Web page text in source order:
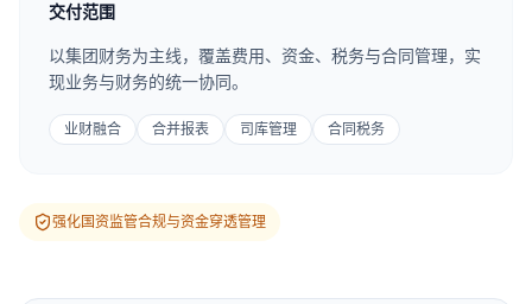
交付范围
以集团财务为主线，覆盖费用、资金、税务与合同管理，实
现业务与财务的统一协同。
业财融合 合并报表 司库管理 合同税务
强化国资监管合规与资金穿透管理